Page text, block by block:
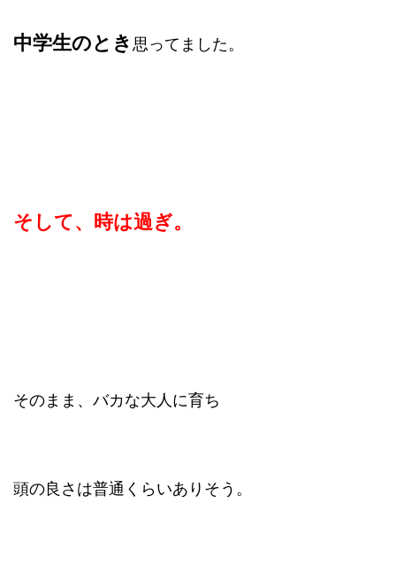
中学生のとき 思ってました。
そして、時は過ぎ。
そのまま、バカな大人に育ち
頭の良さは普通くらいありそう。